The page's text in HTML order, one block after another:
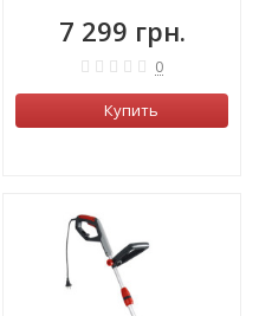
7 299 грн.
0
Купить